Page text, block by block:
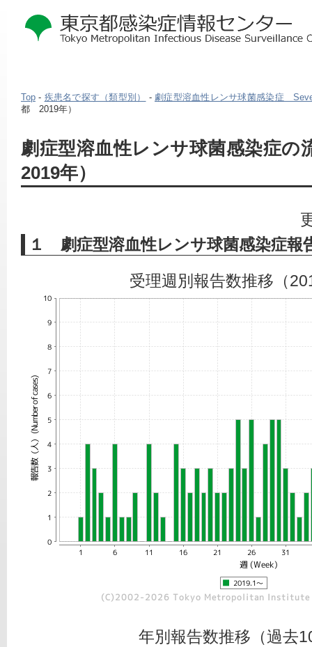
Top - 疾患名で探す（類型別） - 劇症型溶血性レンサ球菌感染症
都 2019年）
本
文
こ
こ
劇症型溶血性レンサ球菌感染症
2019年）
１ 劇症型溶血性レンサ球菌感染症報
受理週別報告数推移（
年別報告数推移（過去